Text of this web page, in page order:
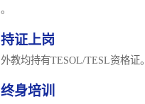
。
持证上岗
外教均持有TESOL/TESL资格证。
终身培训